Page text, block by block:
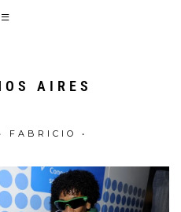
AIRES
FABRICIO •